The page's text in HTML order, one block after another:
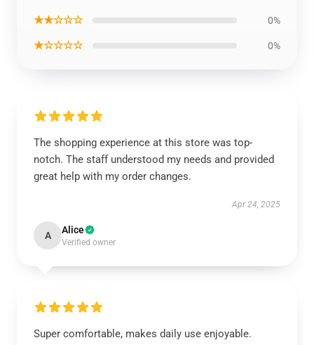
★★☆☆☆ 0%
★☆☆☆☆ 0%
The shopping experience at this store was top-
notch. The staff understood my needs and provided
great help with my order changes.
Apr 24, 2025
A Alice
Verified owner
Super comfortable, makes daily use enjoyable.